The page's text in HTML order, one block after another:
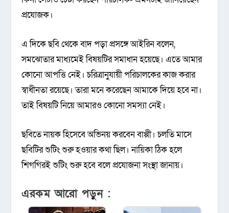
প্রযোজক।
এ দিকে ছবি থেকে বাদ পড়া প্রসঙ্গে আইরিন বলেন,
সমঝোতার মাধ্যমেই বিষয়টির সমাধান হয়েছে। এতে আমার
কোনো আপত্তি নেই। চরিত্রানুযায়ী পরিচালকের কাজ করার
স্বাধীনতা রয়েছে। তারা মনে করেছেন আমাকে দিয়ে হবে না।
তাই বিষয়টি নিয়ে আমারও কোনো সমস্যা নেই।
ছবিতে নায়ক হিসেবে অভিনয় করবেন বাপ্পী। চলতি মাসে
ছবিটির শুটিং শুরু হওয়ার কথা ছিল। নায়িকা ঠিক হলে
শিগগিরই শুটিং শুরু হবে বলে প্রযোজনা সংস্থা জানায়।
এরকম আরো পড়ুন :